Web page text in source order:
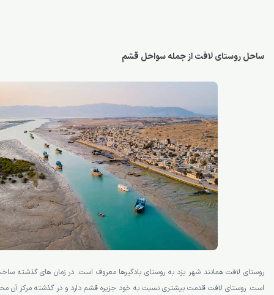
ساحل روستای لافت از جمله سواحل قشم
روستای لافت همانند شهر یزد به روستای بادگیرها معروف است. در زمان های گذشته
است. روستای لافت قدمت بیشتری نسبت به خود جزیره قشم دارد و در گذشته مرکز